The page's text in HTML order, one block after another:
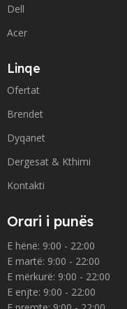
Dell
Acer
Linqe
Ofertat
Brendet
Dyqanet
Dergesat & Kthimi
Kontakti
Orari i punës
E hënë: 9:00 - 22:00
E martë: 9:00 - 22:00
E mërkurë: 9:00 - 22:00
E enjte: 9:00 - 22:00